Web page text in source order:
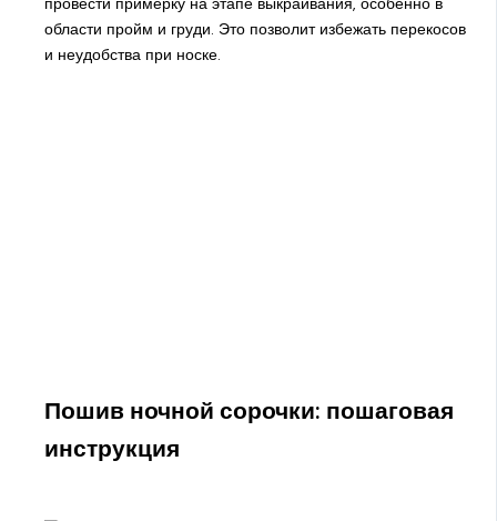
области пройм и груди. Это позволит избежать перекосов
и неудобства при носке.
Пошив ночной сорочки: пошаговая
инструкция